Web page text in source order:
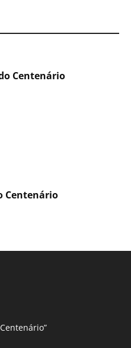
Centenário
Centenário